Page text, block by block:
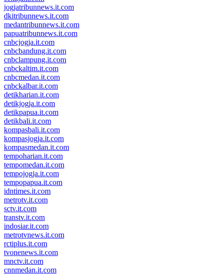
jogjatribunnews.it.com
dkitribunnews.it.com
medantribunnews.it.com
papuatribunnews.it.com
cnbcjogja.it.com
cnbcbandung.it.com
cnbclampung.it.com
cnbckaltim.it.com
cnbcmedan.it.com
cnbckalbar.it.com
detikharian.it.com
detikjogja.it.com
detikpapua.it.com
detikbali.it.com
kompasbali.it.com
kompasjogja.it.com
kompasmedan.it.com
tempoharian.it.com
tempomedan.it.com
tempojogja.it.com
tempopapua.it.com
idntimes.it.com
metrotv.it.com
sctv.it.com
transtv.it.com
indosiar.it.com
metrotvnews.it.com
rctiplus.it.com
tvonenews.it.com
mnctv.it.com
cnnmedan.it.com